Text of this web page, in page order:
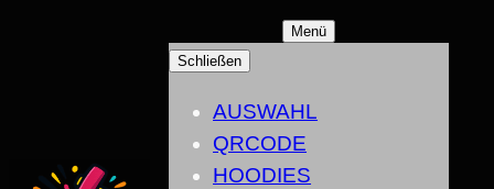
Menü
Schließen
AUSWAHL
QRCODE
HOODIES